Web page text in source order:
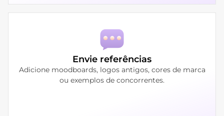
Envie referências
Adicione moodboards, logos antigos, cores de marca
ou exemplos de concorrentes.